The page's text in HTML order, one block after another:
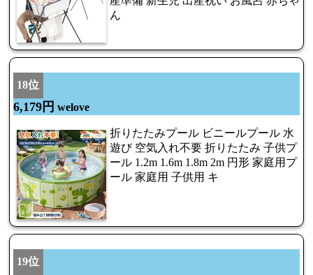
ん
18位
6,179円 welove
折りたたみプール ビニールプール 水
遊び 空気入れ不要 折りたたみ 子供プ
ール 1.2m 1.6m 1.8m 2m 円形 家庭用プ
ール 家庭用 子供用 キ
19位